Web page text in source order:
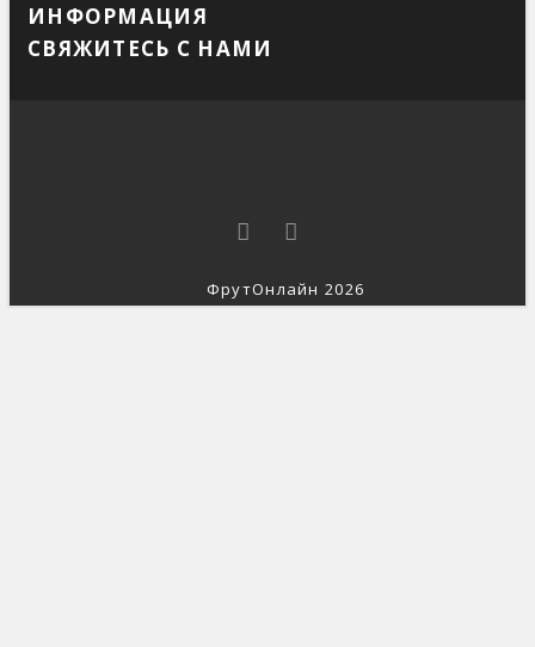
ИНФОРМАЦИЯ
СВЯЖИТЕСЬ С НАМИ
ФрутОнлайн 2026